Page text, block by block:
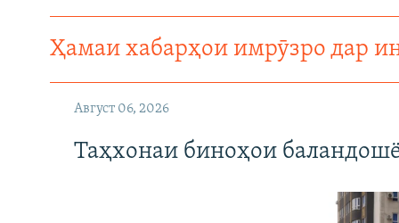
Ҳамаи хабарҳои имрӯзро дар
Август 06, 2026
Таҳхонаи биноҳои